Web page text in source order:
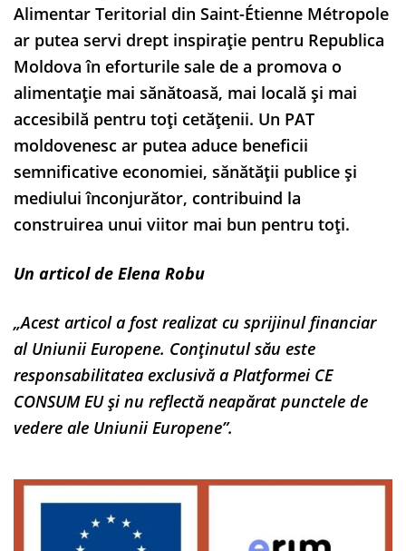
Alimentar Teritorial din Saint-Étienne Métropole
ar putea servi drept inspirație pentru Republica
Moldova în eforturile sale de a promova o
alimentație mai sănătoasă, mai locală și mai
accesibilă pentru toți cetățenii. Un PAT
moldovenesc ar putea aduce beneficii
semnificative economiei, sănătății publice și
mediului înconjurător, contribuind la
construirea unui viitor mai bun pentru toți.
Un articol de Elena Robu
„Acest articol a fost realizat cu sprijinul financiar
al Uniunii Europene. Conținutul său este
responsabilitatea exclusivă a Platformei CE
CONSUM EU și nu reflectă neapărat punctele de
vedere ale Uniunii Europene”.